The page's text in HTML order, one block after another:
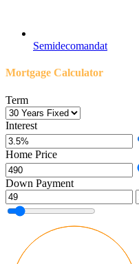
Semidecomandat
Mortgage Calculator
Term
Interest
Home Price
Down Payment